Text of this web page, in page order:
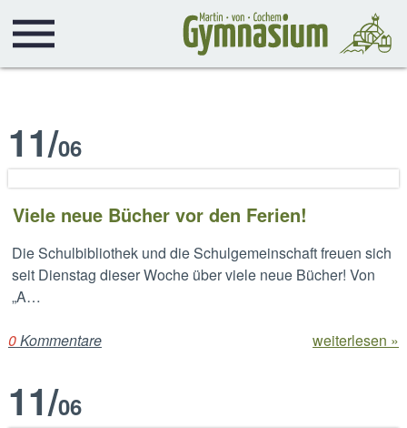
11/06
Viele neue Bücher vor den Ferien!
Die Schulbibliothek und die Schulgemeinschaft freuen sich
seit Dienstag dieser Woche über viele neue Bücher! Von
„A…
0Kommentare weiterlesen »
11/06